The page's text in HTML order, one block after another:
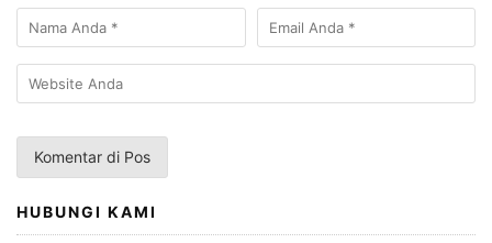
HUBUNGI KAMI